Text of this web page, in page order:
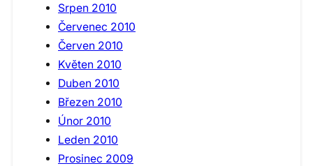
Srpen 2010
Červenec 2010
Červen 2010
Květen 2010
Duben 2010
Březen 2010
Únor 2010
Leden 2010
Prosinec 2009